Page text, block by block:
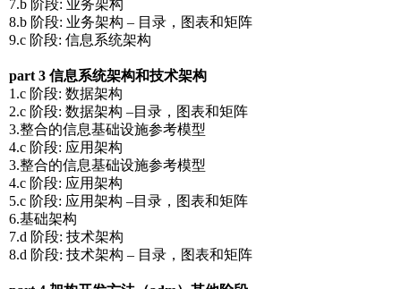
7.b 阶段: 业务架构
8.b 阶段: 业务架构 – 目录，图表和矩阵
9.c 阶段: 信息系统架构
part 3 信息系统架构和技术架构
1.c 阶段: 数据架构
2.c 阶段: 数据架构 –目录，图表和矩阵
3.整合的信息基础设施参考模型
4.c 阶段: 应用架构
3.整合的信息基础设施参考模型
4.c 阶段: 应用架构
5.c 阶段: 应用架构 –目录，图表和矩阵
6.基础架构
7.d 阶段: 技术架构
8.d 阶段: 技术架构 – 目录，图表和矩阵